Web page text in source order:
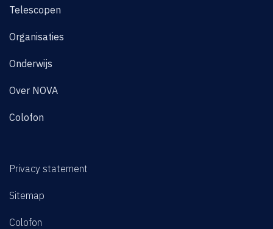
Telescopen
Organisaties
Onderwijs
Over NOVA
Colofon
Privacy statement
Sitemap
Colofon